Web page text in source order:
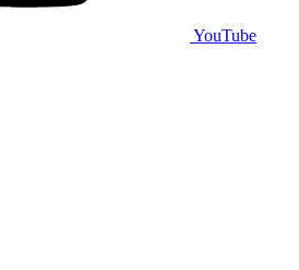
YouTube